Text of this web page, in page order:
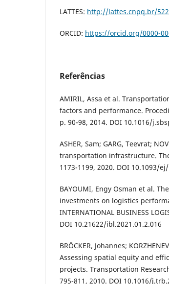
LATTES: http://lattes.cnpq.br/
ORCID: https://orcid.org/0000-
Referências
AMIRIL, Assa et al.
factors and performance.
p. 90-98, 2014. DOI 10.1016/
ASHER, Sam; GARG, Teevrat;
transportation infrastructure.
1173-1199, 2020. DOI 10.1093/
BAYOUMI, Engy Osman et al.
investments on logistics
INTERNATIONAL BUSINESS
DOI 10.21622/ibl.2021.01.2.016
BRÖCKER, Johannes;
Assessing spatial equity and
projects. Transportation
795-811, 2010. DOI 10.1016/